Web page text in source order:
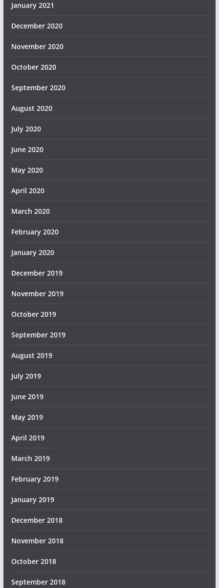
January 2021
December 2020
November 2020
October 2020
September 2020
August 2020
July 2020
June 2020
May 2020
April 2020
March 2020
February 2020
January 2020
December 2019
November 2019
October 2019
September 2019
August 2019
July 2019
June 2019
May 2019
April 2019
March 2019
February 2019
January 2019
December 2018
November 2018
October 2018
September 2018